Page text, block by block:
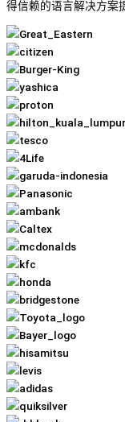
得信赖的语言解决方案